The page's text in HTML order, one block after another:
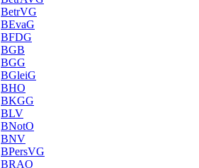
BetrVG
BEvaG
BFDG
BGB
BGG
BGleiG
BHO
BKGG
BLV
BNotO
BNV
BPersVG
BRAO